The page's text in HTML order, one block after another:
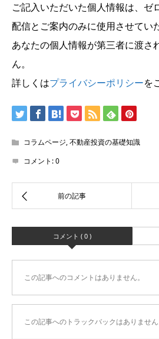
ご記入いただいた個人情報は、ゼ
配信とご案内のみに使用させてい
あなたの個人情報が第三者に渡さ
ん。
詳しくはプライバシーポリシーを
コラムページ,不動産投資の基礎知識
コメント:0
コメント ( 0 )
この記事へのコメントはありません。
この記事へのトラックバックはありません